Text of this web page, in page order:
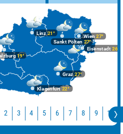
Graz27°
Klagenfurt 22°
Linz21°
19°
Wien 27°
Eisenstadt 26°
Sankt Pölten 27°
2 3 4 5 6 7 8 9 10